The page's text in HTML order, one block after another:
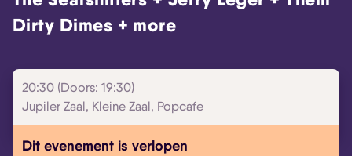
Dirty Dimes + more
20:30 (Doors: 19:30)
Jupiler Zaal, Kleine Zaal, Popcafe
Dit evenement is verlopen